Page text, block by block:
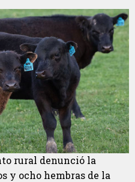
rural denunció la
y ocho hembras de la